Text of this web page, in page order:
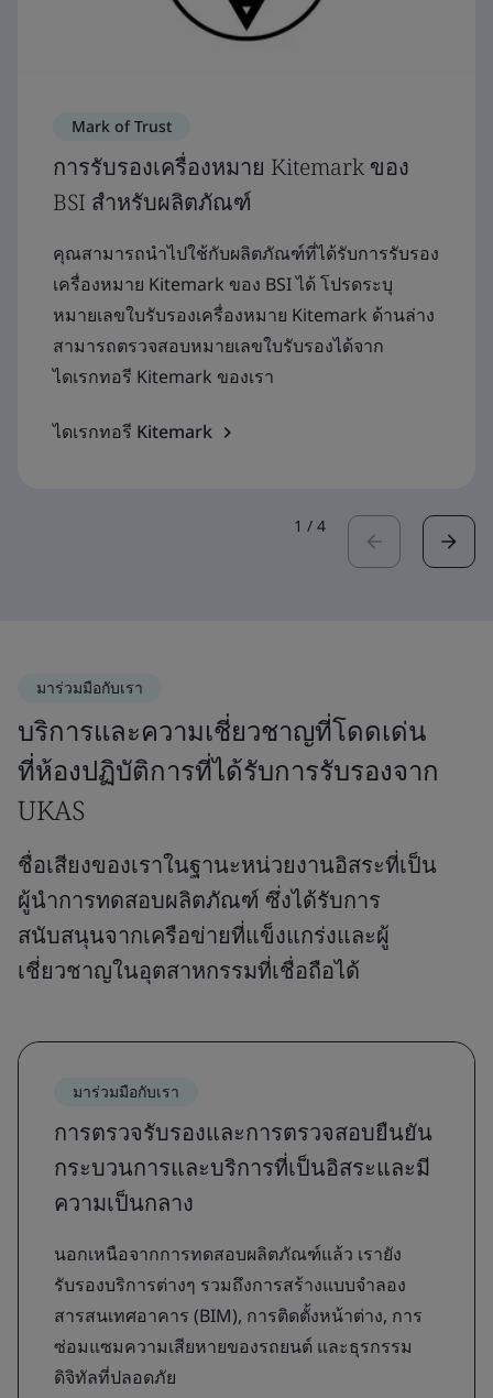
Mark of Trust
การรับรองเครื่องหมาย Kitemark ของ
BSI สำหรับผลิตภัณฑ์
คุณสามารถนำไปใช้กับผลิตภัณฑ์ที่ได้รับการรับรอง
เครื่องหมาย Kitemark ของ BSI ได้ โปรดระบุ
หมายเลขใบรับรองเครื่องหมาย Kitemark ด้านล่าง
สามารถตรวจสอบหมายเลขใบรับรองได้จาก
ไดเรกทอรี Kitemark ของเรา
ไดเรกทอรี Kitemark
1 / 4
มาร่วมมือกับเรา
บริการและความเชี่ยวชาญที่โดดเด่น
ที่ห้องปฏิบัติการที่ได้รับการรับรองจาก
UKAS
ชื่อเสียงของเราในฐานะหน่วยงานอิสระที่เป็น
ผู้นำการทดสอบผลิตภัณฑ์ ซึ่งได้รับการ
สนับสนุนจากเครือข่ายที่แข็งแกร่งและผู้
เชี่ยวชาญในอุตสาหกรรมที่เชื่อถือได้
มาร่วมมือกับเรา
การตรวจรับรองและการตรวจสอบยืนยัน
กระบวนการและบริการที่เป็นอิสระและมี
ความเป็นกลาง
นอกเหนือจากการทดสอบผลิตภัณฑ์แล้ว เรายัง
รับรองบริการต่างๆ รวมถึงการสร้างแบบจำลอง
สารสนเทศอาคาร (BIM), การติดตั้งหน้าต่าง, การ
ซ่อมแซมความเสียหายของรถยนต์ และธุรกรรม
ดิจิทัลที่ปลอดภัย